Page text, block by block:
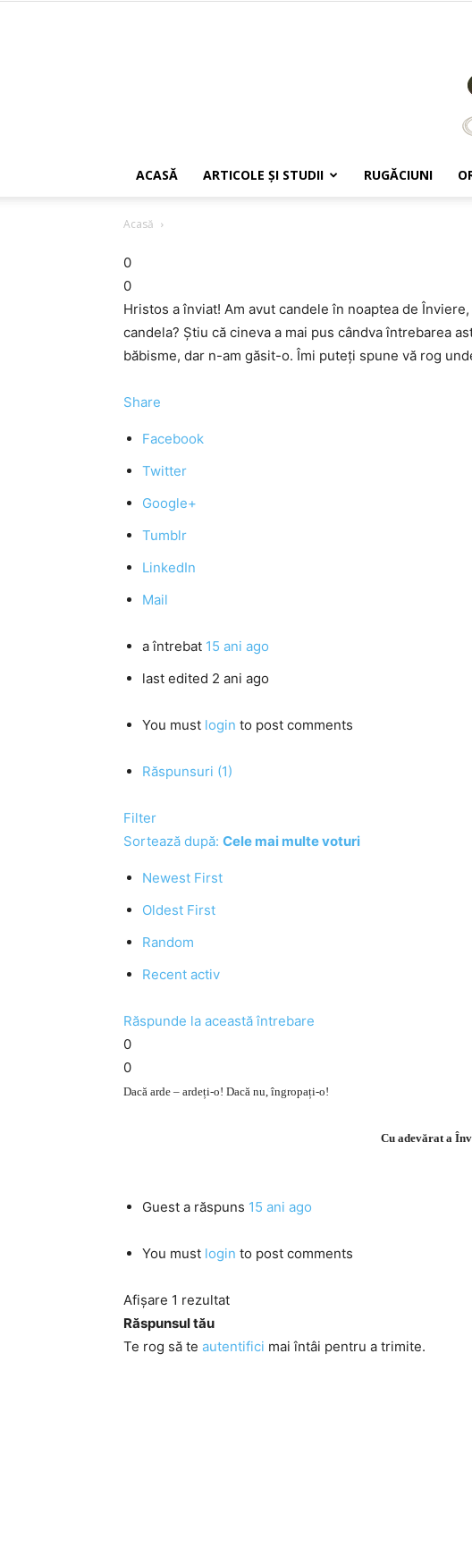
ACASĂ ARTICOLE ŞI STUDII RUGĂCIUNI
Acasă
0
0
Hristos a înviat! Am avut candele în noaptea de
candela? Ştiu că cineva a mai pus cândva întrebarea
băbisme, dar n-am găsit-o. Îmi puteţi spune vă rog
Share
Facebook
Twitter
Google+
Tumblr
LinkedIn
Mail
a întrebat 15 ani ago
last edited 2 ani ago
You must login to post comments
Răspunsuri (1)
Filter
Sortează după: Cele mai multe voturi
Newest First
Oldest First
Random
Recent activ
Răspunde la această întrebare
0
0
Dacă arde – ardeți-o! Dacă nu, îngropați-o!
Cu adevărat a
Guest a răspuns 15 ani ago
You must login to post comments
Afișare 1 rezultat
Răspunsul tău
Te rog să te autentifici mai întâi pentru a trimite.